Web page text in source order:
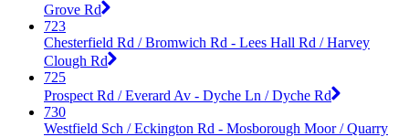
Grove Rd
723
Chesterfield Rd / Bromwich Rd - Lees Hall Rd / Harvey
Clough Rd
725
Prospect Rd / Everard Av - Dyche Ln / Dyche Rd
730
Westfield Sch / Eckington Rd - Mosborough Moor / Quarry